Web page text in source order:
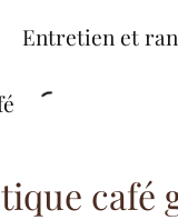
Entretien et
café